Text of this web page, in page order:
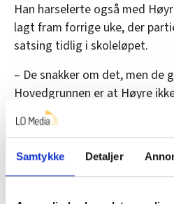
Samtykke Detaljer
Han harselerte også med
lagt fram forrige uke, der
satsing tidlig i skoleløpet.
– De snakker om det, men de
Hovedgrunnen er at Høyre
skal bruke titalls milliarder
Støre.
Denne artikkelen erover fem